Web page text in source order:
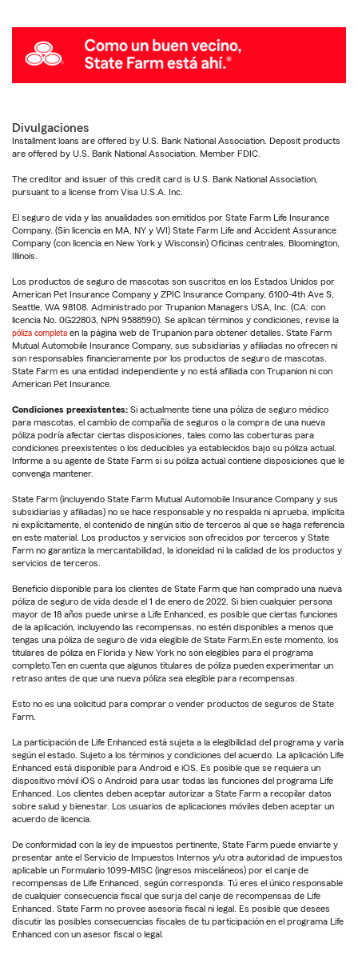
Divulgaciones
Installment loans are offered by U.S. Bank National Association. Deposit products
are offered by U.S. Bank National Association. Member FDIC.
The creditor and issuer of this credit card is U.S. Bank National Association,
pursuant to a license from Visa U.S.A. Inc.
El seguro de vida y las anualidades son emitidos por State Farm Life Insurance
Company. (Sin licencia en MA, NY y WI) State Farm Life and Accident Assurance
Company (con licencia en New York y Wisconsin) Oficinas centrales, Bloomington,
Illinois.
Los productos de seguro de mascotas son suscritos en los Estados Unidos por
American Pet Insurance Company y ZPIC Insurance Company, 6100-4th Ave S,
Seattle, WA 98108. Administrado por Trupanion Managers USA, Inc. (CA: con
licencia No. 0G22803, NPN 9588590). Se aplican términos y condiciones, revise la
póliza completa en la página web de Trupanion para obtener detalles. State Farm
Mutual Automobile Insurance Company, sus subsidiarias y afiliadas no ofrecen ni
son responsables financieramente por los productos de seguro de mascotas.
State Farm es una entidad independiente y no está afiliada con Trupanion ni con
American Pet Insurance.
Condiciones preexistentes: Si actualmente tiene una póliza de seguro médico
para mascotas, el cambio de compañía de seguros o la compra de una nueva
póliza podría afectar ciertas disposiciones, tales como las coberturas para
condiciones preexistentes o los deducibles ya establecidos bajo su póliza actual.
Informe a su agente de State Farm si su póliza actual contiene disposiciones que le
convenga mantener.
State Farm (incluyendo State Farm Mutual Automobile Insurance Company y sus
subsidiarias y afiliadas) no se hace responsable y no respalda ni aprueba, implícita
ni explícitamente, el contenido de ningún sitio de terceros al que se haga referencia
en este material. Los productos y servicios son ofrecidos por terceros y State
Farm no garantiza la mercantabilidad, la idoneidad ni la calidad de los productos y
servicios de terceros.
Beneficio disponible para los clientes de State Farm que han comprado una nueva
póliza de seguro de vida desde el 1 de enero de 2022. Si bien cualquier persona
mayor de 18 años puede unirse a Life Enhanced, es posible que ciertas funciones
de la aplicación, incluyendo las recompensas, no estén disponibles a menos que
tengas una póliza de seguro de vida elegible de State Farm.En este momento, los
titulares de póliza en Florida y New York no son elegibles para el programa
completo.Ten en cuenta que algunos titulares de póliza pueden experimentar un
retraso antes de que una nueva póliza sea elegible para recompensas.
Esto no es una solicitud para comprar o vender productos de seguros de State
Farm.
La participación de Life Enhanced está sujeta a la elegibilidad del programa y varía
según el estado. Sujeto a los términos y condiciones del acuerdo. La aplicación Life
Enhanced está disponible para Android e iOS. Es posible que se requiera un
dispositivo móvil iOS o Android para usar todas las funciones del programa Life
Enhanced. Los clientes deben aceptar autorizar a State Farm a recopilar datos
sobre salud y bienestar. Los usuarios de aplicaciones móviles deben aceptar un
acuerdo de licencia.
De conformidad con la ley de impuestos pertinente, State Farm puede enviarte y
presentar ante el Servicio de Impuestos Internos y/u otra autoridad de impuestos
aplicable un Formulario 1099-MISC (ingresos misceláneos) por el canje de
recompensas de Life Enhanced, según corresponda. Tú eres el único responsable
de cualquier consecuencia fiscal que surja del canje de recompensas de Life
Enhanced. State Farm no provee asesoría fiscal ni legal. Es posible que desees
discutir las posibles consecuencias fiscales de tu participación en el programa Life
Enhanced con un asesor fiscal o legal.